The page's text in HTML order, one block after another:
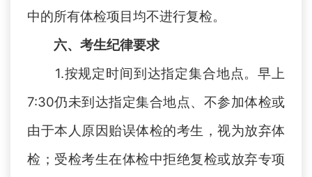
中的所有体检项目均不进行复检。
六、 考生纪律要求
1.按规定时间到达指定集合地点。早上
7:30仍未到达指定集合地点、不参加体检或
由于本人原因贻误体检的考生，视为放弃体
检；受检考生在体检中拒绝复检或放弃专项